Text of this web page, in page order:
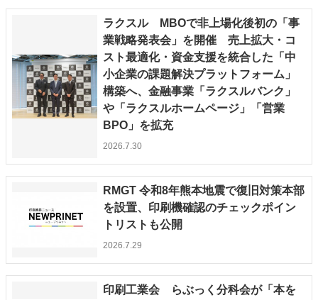
ラクスル MBOで非上場化後初の「事
業戦略発表会」を開催 売上拡大・コ
スト最適化・資金支援を統合した「中
小企業の課題解決プラットフォーム」
構築へ、金融事業「ラクスルバンク」
や「ラクスルホームページ」「営業
BPO」を拡充
2026.7.30
RMGT 令和8年熊本地震で復旧対策本部
を設置、印刷機確認のチェックポイン
トリストも公開
2026.7.29
印刷工業会 らぶっく分科会が「本を